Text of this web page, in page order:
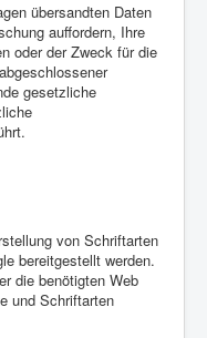
übersandten Daten
auffordern, Ihre
oder der Zweck für die
gesetzliche
von Schriftarten
bereitgestellt werden.
die benötigten Web
und Schriftarten